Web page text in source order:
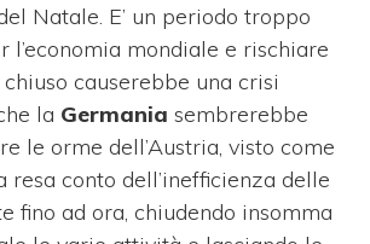
Natale. E’ un periodo troppo
l’economia mondiale e rischiare
causerebbe una crisi
la Germania sembrerebbe
le orme dell’Austria, visto come
resa conto dell’inefficienza delle
fino ad ora, chiudendo insomma